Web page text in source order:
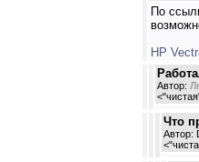
По
HP
Автор:
<
Что
Автор:
<